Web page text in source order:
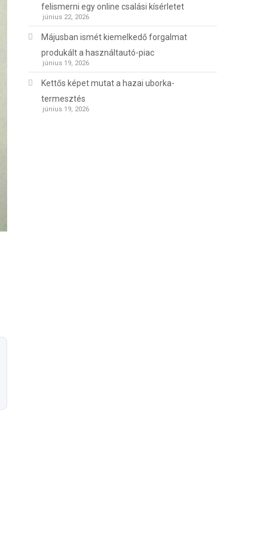
felismerni egy online csalási kísérletet
június 22, 2026
Májusban ismét kiemelkedő forgalmat
produkált a használtautó-piac
június 19, 2026
Kettős képet mutat a hazai uborka-
termesztés
június 19, 2026